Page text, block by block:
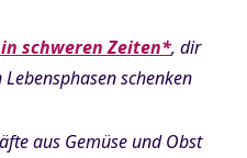
schweren Zeiten*, dir
schenken
aus Gemüse und Obst